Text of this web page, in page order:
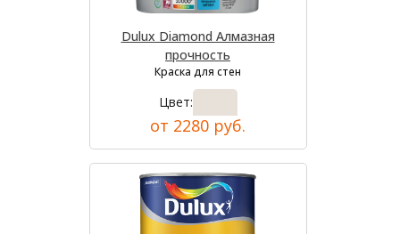
Dulux Diamond Алмазная
прочность
Краска для стен
Цвет:
от 2280 руб.